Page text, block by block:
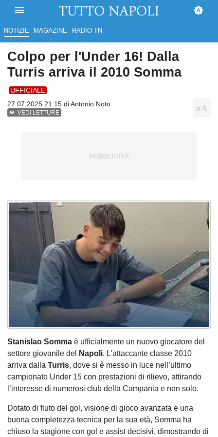
NOTIZIE MAGAZINE RADIO TN
Colpo per l'Under 16! Dalla
Turris arriva il 2010 Somma
UFFICIALE
27.07.2025 21:15 diAntonio Noto
VEDI LETTURE
Stanislao Somma è ufficialmente un nuovo giocatore del
settore giovanile del
Napoli. L’attaccante classe 2010
arriva dalla Turris, dove si è messo in luce nell’ultimo
campionato Under 15 con prestazioni di rilievo, attirando
l’interesse di numerosi club della Campania e non solo.
Dotato di fiuto del gol, visione di gioco avanzata e una
buona completezza tecnica per la sua età, Somma ha
chiuso la stagione con gol e assist decisivi, dimostrando di